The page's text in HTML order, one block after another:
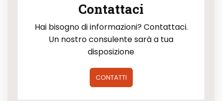
Contattaci
Hai bisogno di informazioni? Contattaci.
Un nostro consulente sarà a tua
disposizione
CONTATTI